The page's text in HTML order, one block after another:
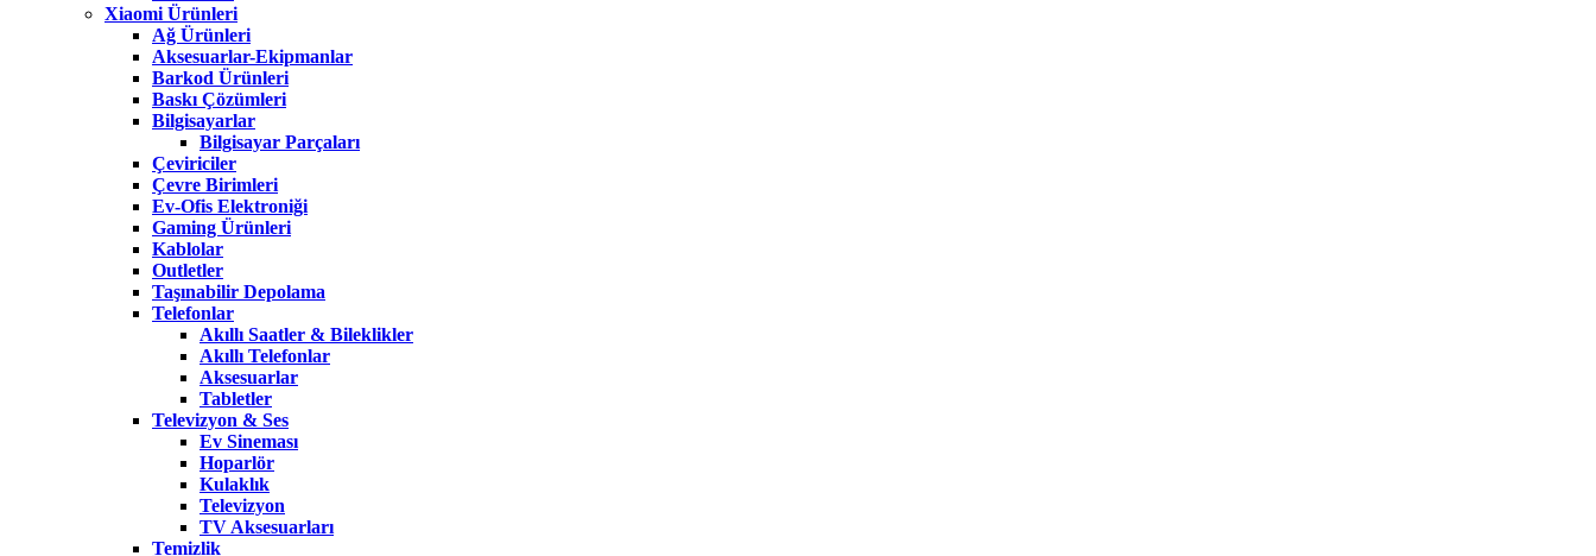
Xiaomi Ürünleri
Ağ Ürünleri
Aksesuarlar-Ekipmanlar
Barkod Ürünleri
Baskı Çözümleri
Bilgisayarlar
Bilgisayar Parçaları
Çeviriciler
Çevre Birimleri
Ev-Ofis Elektroniği
Gaming Ürünleri
Kablolar
Outletler
Taşınabilir Depolama
Telefonlar
Akıllı Saatler & Bileklikler
Akıllı Telefonlar
Aksesuarlar
Tabletler
Televizyon & Ses
Ev Sineması
Hoparlör
Kulaklık
Televizyon
TV Aksesuarları
Temizlik